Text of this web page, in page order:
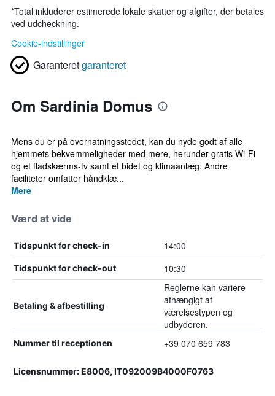
*Total inkluderer estimerede lokale skatter og afgifter, der betales
ved udcheckning.
Cookie-indstillinger
Garanteretgaranteret
Om Sardinia Domus
Mens du er på overnatningsstedet, kan du nyde godt af alle
hjemmets bekvemmeligheder med mere, herunder gratis Wi-Fi
og et fladskærms-tv samt et bidet og klimaanlæg. Andre
faciliteter omfatter håndklæ...
Mere
Værd at vide
Tidspunkt for check-in 14:00
Tidspunkt for check-out 10:30
Betaling & afbestilling
Reglerne kan variere
afhængigt af
værelsestypen og
udbyderen.
Nummer til receptionen +39 070 659 783
Licensnummer: E8006, IT092009B4000F0763